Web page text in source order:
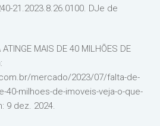
21.2023.8.26.0100. DJe de
MAIS DE 40 MILHÕES DE
mercado/2023/07/falta-de-
40-milhoes-de-imoveis-veja-o-que-
9 dez. 2024.